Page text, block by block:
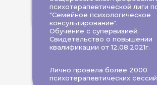
психотерапевтической лиги
"Семейное психологическое
консультирование".
Обучение с супервизией.
Свидетельство о повышении
квалификации от 12.08.2021г.
Лично провела более 2000
психотерапевтических сессий